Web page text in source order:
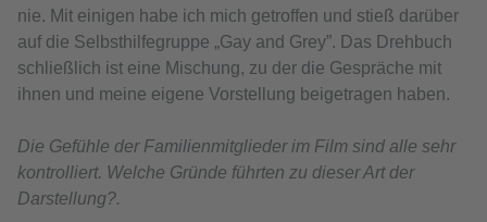
nie. Mit einigen habe ich mich getroffen und stieß darüber
auf die Selbsthilfegruppe „Gay and Grey”. Das Drehbuch
schließlich ist eine Mischung, zu der die Gespräche mit
ihnen und meine eigene Vorstellung beigetragen haben.
Die Gefühle der Familienmitglieder im Film sind alle sehr
kontrolliert. Welche Gründe führten zu dieser Art der
Darstellung?.